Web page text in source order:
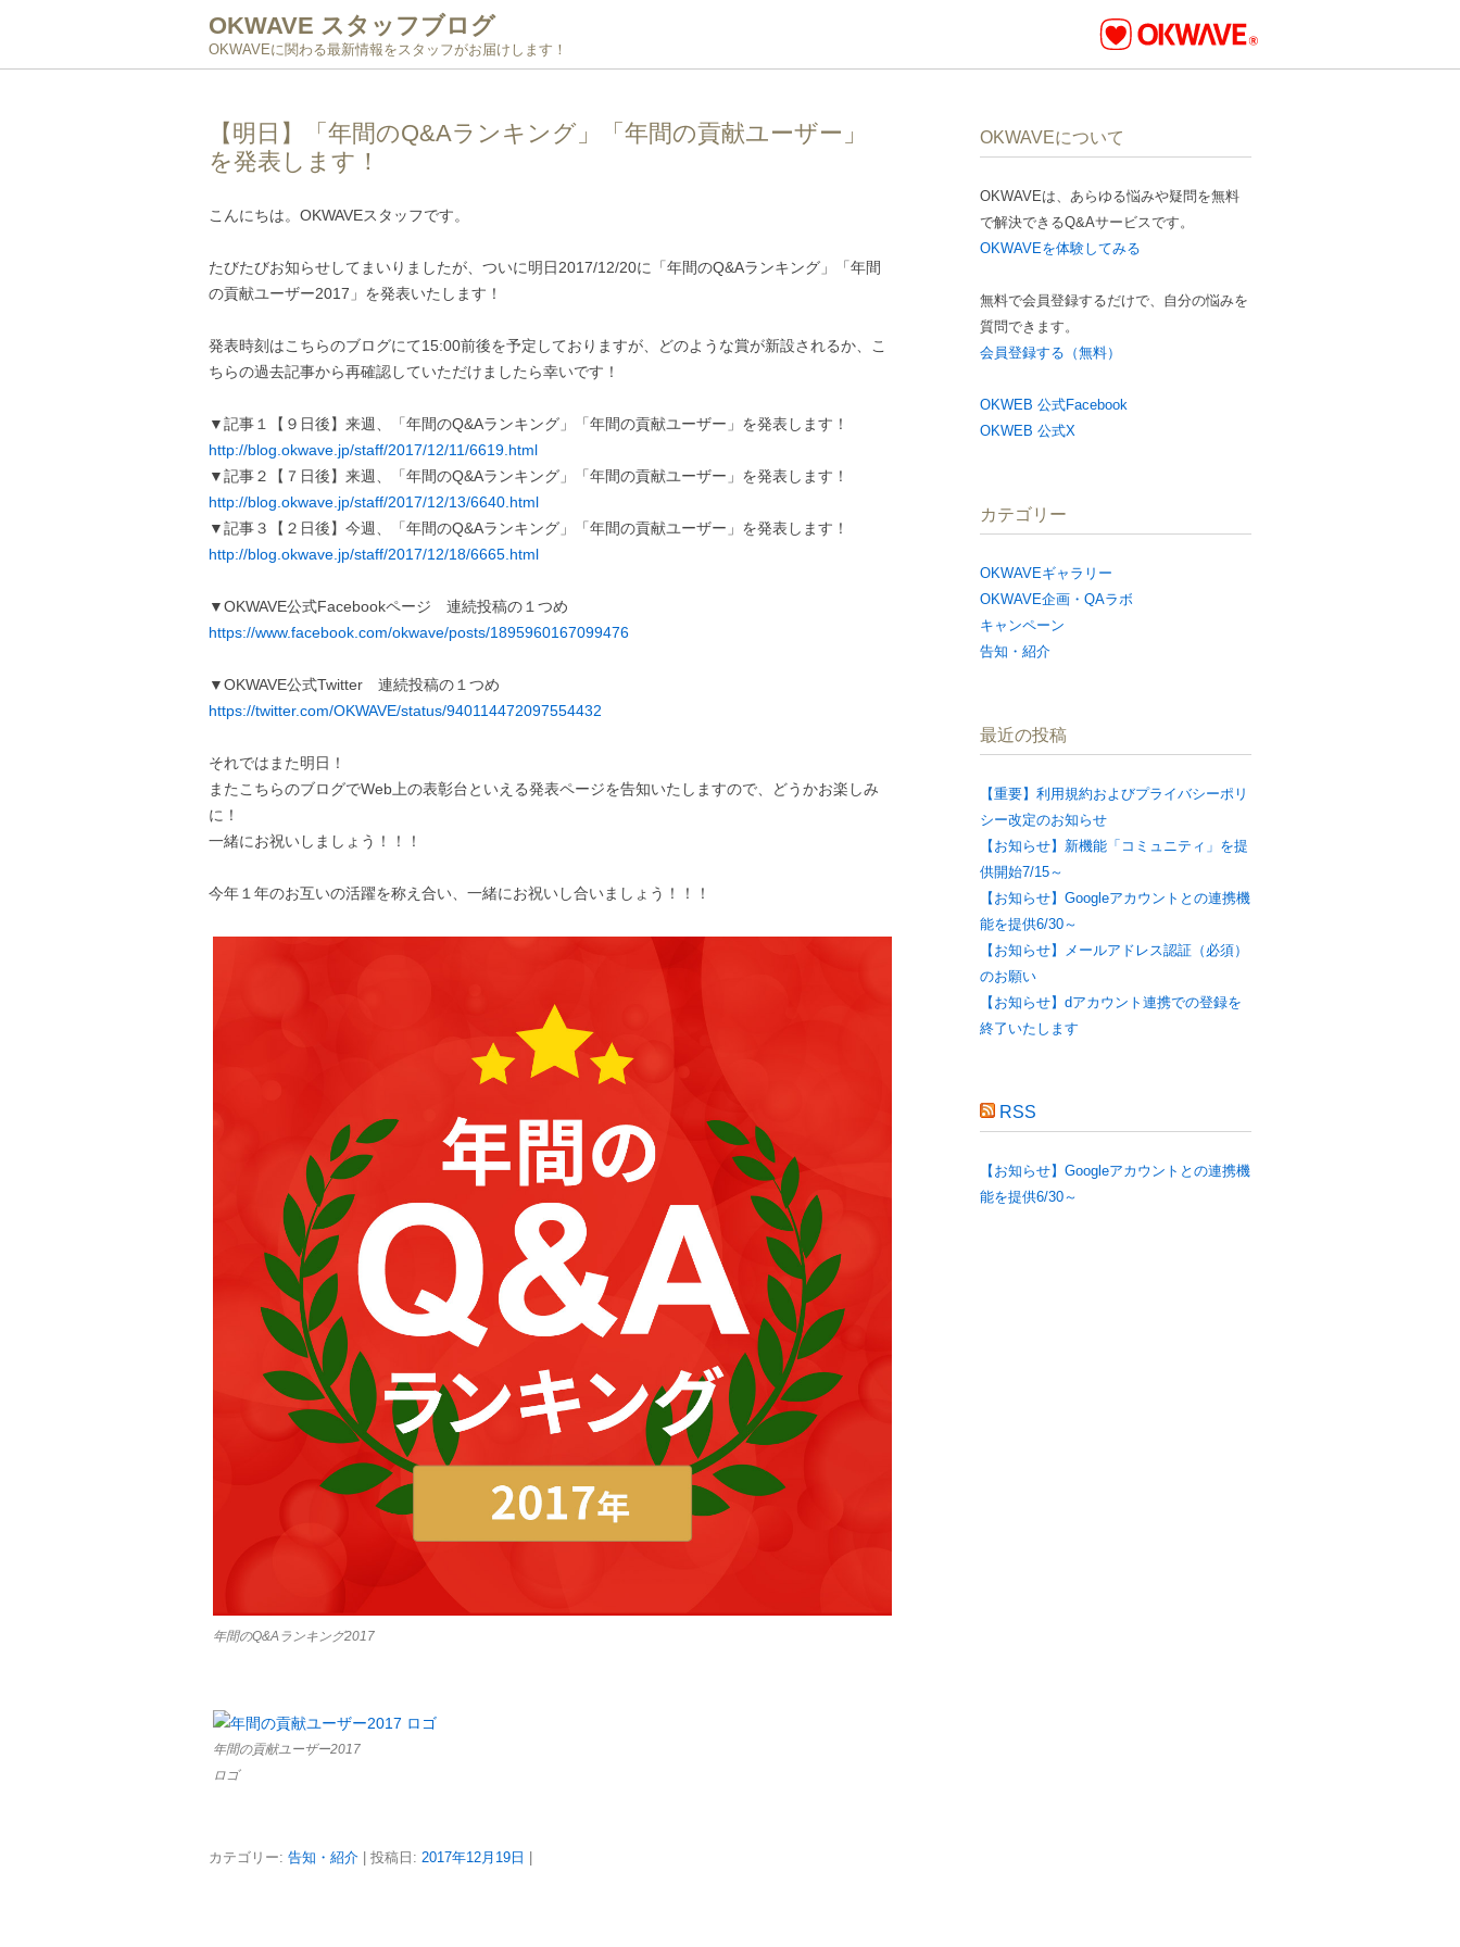
OKWAVE スタッフブログ
OKWAVEに関わる最新情報をスタッフがお届けします！
【明日】「年間のQ&Aランキング」「年間の貢献ユーザー」
を発表します！
こんにちは。OKWAVEスタッフです。
たびたびお知らせしてまいりましたが、ついに明日2017/12/20に「年間のQ&Aランキング」「年間
の貢献ユーザー2017」を発表いたします！
発表時刻はこちらのブログにて15:00前後を予定しておりますが、どのような賞が新設されるか、こ
ちらの過去記事から再確認していただけましたら幸いです！
▼記事１【９日後】来週、「年間のQ&Aランキング」「年間の貢献ユーザー」を発表します！
http://blog.okwave.jp/staff/2017/12/11/6619.html
▼記事２【７日後】来週、「年間のQ&Aランキング」「年間の貢献ユーザー」を発表します！
http://blog.okwave.jp/staff/2017/12/13/6640.html
▼記事３【２日後】今週、「年間のQ&Aランキング」「年間の貢献ユーザー」を発表します！
http://blog.okwave.jp/staff/2017/12/18/6665.html
▼OKWAVE公式Facebookページ 連続投稿の１つめ
https://www.facebook.com/okwave/posts/1895960167099476
▼OKWAVE公式Twitter 連続投稿の１つめ
https://twitter.com/OKWAVE/status/940114472097554432
それではまた明日！
またこちらのブログでWeb上の表彰台といえる発表ページを告知いたしますので、どうかお楽しみ
に！
一緒にお祝いしましょう！！！
今年１年のお互いの活躍を称え合い、一緒にお祝いし合いましょう！！！
年間のQ&Aランキング2017
年間の貢献ユーザー2017
ロゴ
カテゴリー: 告知・紹介 | 投稿日: 2017年12月19日
OKWAVEについて
OKWAVEは、あらゆる悩みや疑問を無料
で解決できるQ&Aサービスです。
OKWAVEを体験してみる
無料で会員登録するだけで、自分の悩みを
質問できます。
会員登録する（無料）
OKWEB 公式Facebook
OKWEB 公式X
カテゴリー
OKWAVEギャラリー
OKWAVE企画・QAラボ
キャンペーン
告知・紹介
最近の投稿
【重要】利用規約およびプライバシーポリ
シー改定のお知らせ
【お知らせ】新機能「コミュニティ」を提
供開始7/15～
【お知らせ】Googleアカウントとの連携機
能を提供6/30～
【お知らせ】メールアドレス認証（必須）
のお願い
【お知らせ】dアカウント連携での登録を
終了いたします
RSS
【お知らせ】Googleアカウントとの連携機
能を提供6/30～